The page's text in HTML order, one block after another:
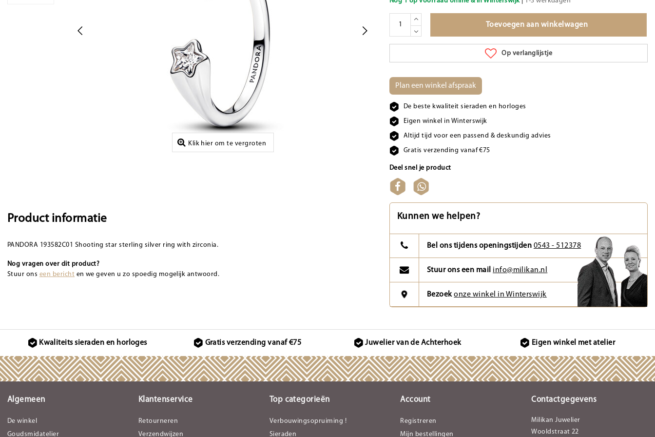
Klik hier om te vergroten
Toevoegen aan winkelwagen
Op verlanglijstje
Plan een winkel afspraak
De beste kwaliteit sieraden en horloges
Eigen winkel in Winterswijk
Altijd tijd voor een passend & deskundig advies
Gratis verzending vanaf €75
Deel snel je product
Product informatie
PANDORA 193582C01 Shooting star sterling silver ring with zirconia.
Nog vragen over dit product?
Stuur ons een bericht en we geven u zo spoedig mogelijk antwoord.
Kunnen we helpen?
Bel ons tijdens openingstijden 0543 - 512378
Stuur ons een mail info@milikan.nl
Bezoekonze winkel in Winterswijk
Kwaliteits sieraden en horloges Gratis verzending vanaf €75 Juwelier van de Achterhoek Eigen winkel met atelier
Algemeen
De winkel
Goudsmidatelier
Klantenservice
Retourneren
Verzendwijzen
Top categorieën
Verbouwingsopruiming !
Sieraden
Account
Registreren
Mijn bestellingen
Contactgegevens
Milikan Juwelier
Wooldstraat 22